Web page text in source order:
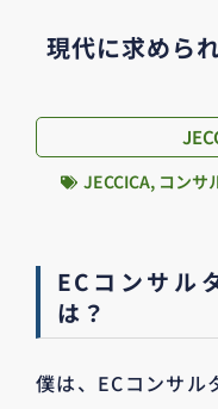
現代に求めら
JECCICA, コンサ
ECコンサル
は？
僕は、ECコンサル